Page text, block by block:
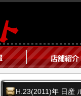
H.23(2011)年 日産